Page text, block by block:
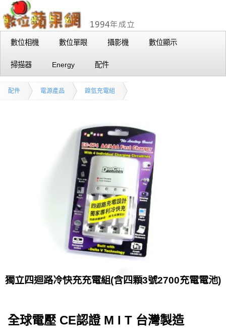
數位相機 數位單眼 攝影機 數位顯示
掃描器 Energy 配件
配件 電源產品 鎳氫充電組
獨立四迴路冷快充充電組(含四顆3號2700充電電池)
全球電壓 CE認證 M I T 台灣製造